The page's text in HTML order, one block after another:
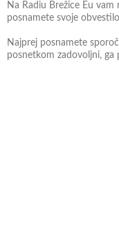
Na Radiu Brežice Eu
posnamete svoje
Najprej posnamete
posnetkom zadovoljni, ga